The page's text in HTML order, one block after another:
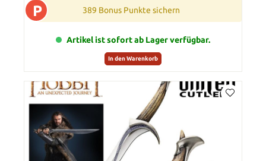
P 389 Bonus Punkte sichern
Artikel ist sofort ab Lager verfügbar.
In den Warenkorb